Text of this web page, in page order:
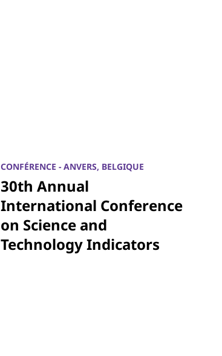
CONFÉRENCE - ANVERS, BELGIQUE
30th Annual
International Conference
on Science and
Technology Indicators